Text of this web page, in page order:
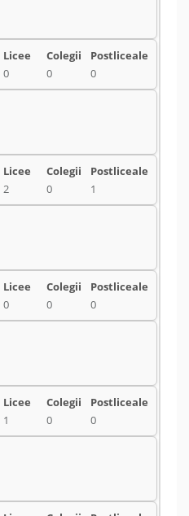
0 0 0
2 0 1
0 0 0
1 0 0